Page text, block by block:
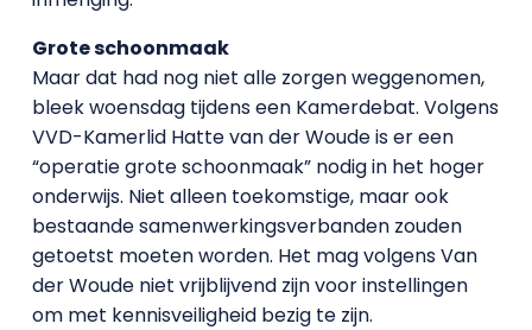
Grote schoonmaak
Maar dat had nog niet alle zorgen weggenomen,
bleek woensdag tijdens een Kamerdebat. Volgens
VVD-Kamerlid Hatte van der Woude is er een
“operatie grote schoonmaak” nodig in het hoger
onderwijs. Niet alleen toekomstige, maar ook
bestaande samenwerkingsverbanden zouden
getoetst moeten worden. Het mag volgens Van
der Woude niet vrijblijvend zijn voor instellingen
om met kennisveiligheid bezig te zijn.